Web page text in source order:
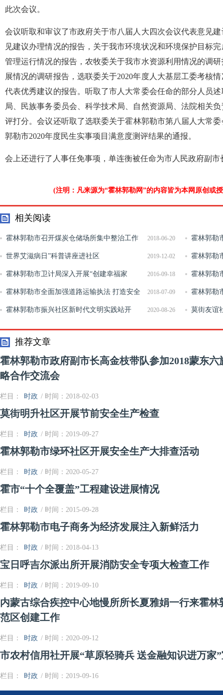
此次会议。
会议听取和审议了市政府关于市八届人大四次会议代表意见
见建议办理情况的报告，关于我市环境状况和环境保护目标
管理运行情况的报告，农牧委关于我市水资源利用情况的调
展情况的调研报告，选联委关于2020年度人大基层工委考核
代表优秀建议的报告。听取了市人大常委会任命的部分人员
局、民族事务委员会、科学技术局、自然资源局、法院相关
评打分。会议还听取了选联委关于霍林郭勒市第八届人大常
郭勒市2020年度民生实事项目满意度测评结果的通报。
会上还进行了人事任免事项，单连衡被任命为市人民政府副
(注明：凡来源为“霍林郭勒网”的内容皆为本网原创或
相关阅读
2018-06-20
霍林郭勒市召开煤炭仓储场所集中整治工作
推进会议
霍林郭勒
2019-12-02
世界艾滋病日”科普讲座进社区 霍林郭勒
2016-09-18
霍林郭勒市卫计局深入开展“创建幸福家
庭”活动
霍林郭勒
鼠疫防控宣
2018-07-09
霍林郭勒市全面加强道路运输执法 打造安全
有序道路交通环境
霍林郭勒
谈会
2020-08-26
霍林郭勒市振兴社区新时代文明实践站开
展“制止餐饮浪费 涵养节俭风尚”主题宣传活动
莫街友谊
推荐文章
霍林郭勒市政府副市长高金枝带队参加2018蒙东
略合作交流会
栏目： 时政 / 时间：2018-02-03
莫街明升社区开展节前安全生产检查
栏目： 时政 / 时间：2019-09-27
霍林郭勒市绿环社区开展安全生产大排查活动
栏目： 时政 / 时间：2020-05-27
霍市“十个全覆盖”工程建设进展情况
栏目： 时政 / 时间：2015-09-28
霍林郭勒市电子商务为经济发展注入新鲜活力
栏目： 时政 / 时间：2018-04-13
宝日呼吉尔派出所开展消防安全专项大检查工作
栏目： 时政 / 时间：2019-09-10
内蒙古综合疾控中心地慢所所长夏雅娟一行来霍
范区创建工作
栏目： 时政 / 时间：2020-09-12
市农村信用社开展“草原轻骑兵 送金融知识进万家
栏目： 时政 / 时间：2019-09-16